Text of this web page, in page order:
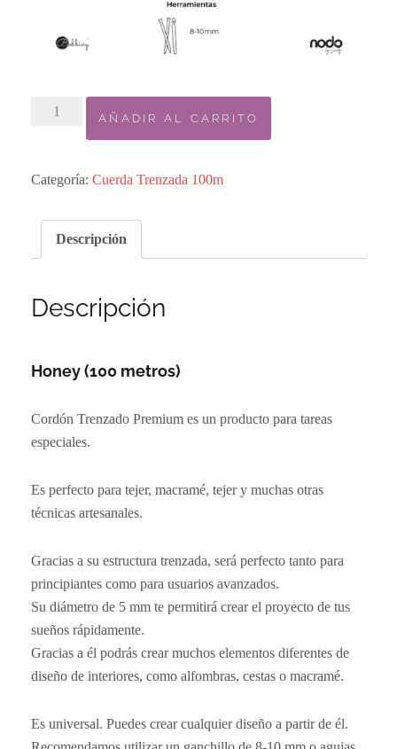
MIEL
AÑADIR AL CARRITO
Categoría: Cuerda Trenzada 100m
Descripción
Descripción
Honey (100 metros)
Cordón Trenzado Premium es un producto para tareas
especiales.
Es perfecto para tejer, macramé, tejer y muchas otras
técnicas artesanales.
Gracias a su estructura trenzada, será perfecto tanto para
principiantes como para usuarios avanzados.
Su diámetro de 5 mm te permitirá crear el proyecto de tus
sueños rápidamente.
Gracias a él podrás crear muchos elementos diferentes de
diseño de interiores, como alfombras, cestas o macramé.
Es universal. Puedes crear cualquier diseño a partir de él.